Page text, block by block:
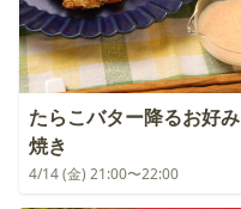
たらこバター降るお好み
焼き
4/14 (金) 21:00〜22:00